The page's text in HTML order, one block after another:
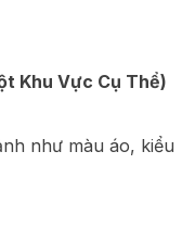
Khu Vực Cụ Thể)
như màu áo, kiểu